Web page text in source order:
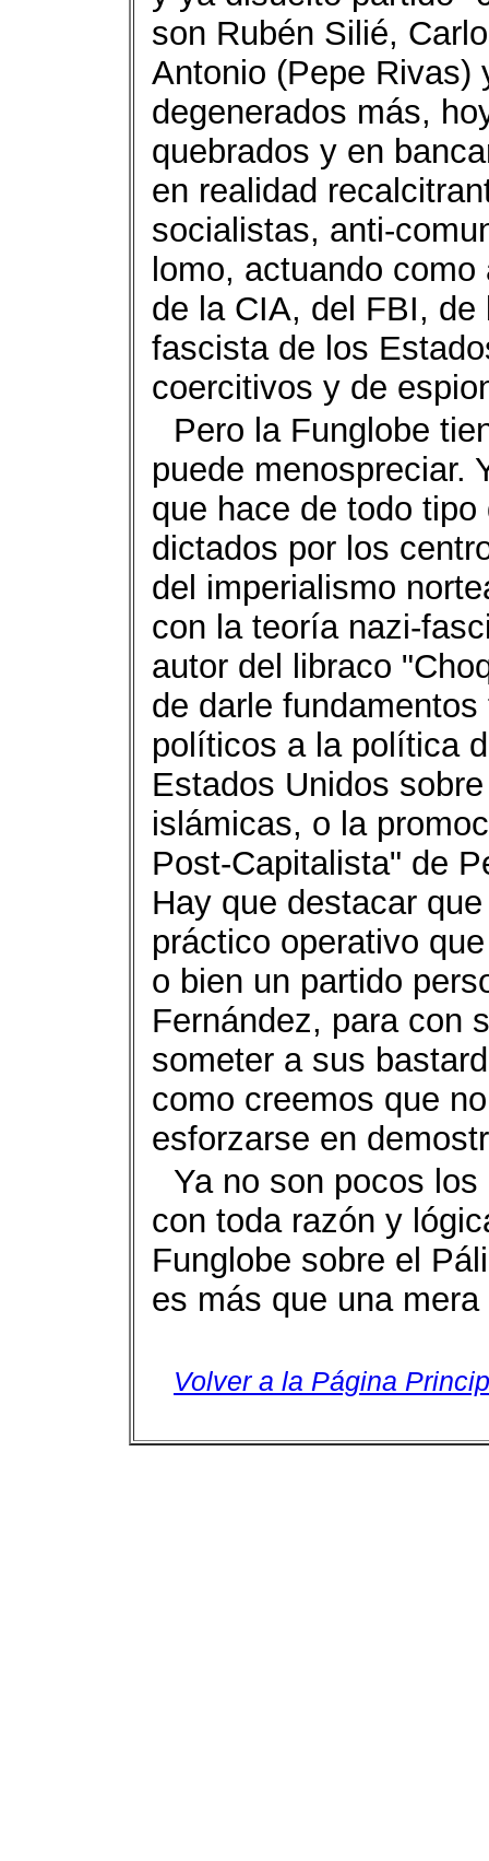
son Rubén Silié,
Antonio (Pepe Rivas)
degenerados más,
quebrados y en
en realidad
socialistas, anti-
lomo, actuando
de la CIA, del FBI,
fascista de los
coercitivos y de
Pero la Funglobe
puede menospreciar.
que hace de todo
dictados por los
del imperialismo
con la teoría nazi-
autor del libraco
de darle
políticos a la política
Estados Unidos
islámicas, o la
Post-Capitalista" de
Hay que destacar
práctico operativo
o bien un partido
Fernández, para con
someter a sus
como creemos que
esforzarse en
Ya no son pocos
con toda razón y
Funglobe sobre el
es más que una
Volver a la Página